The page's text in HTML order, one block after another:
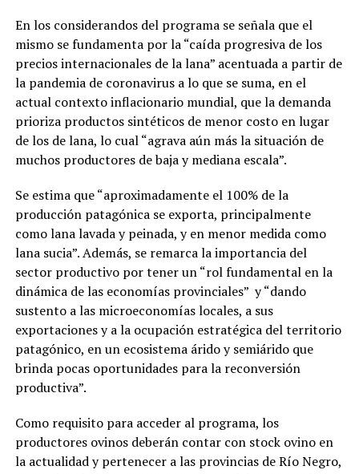
En los considerandos del programa se señala que el
mismo se fundamenta por la “caída progresiva de los
precios internacionales de la lana” acentuada a partir de
la pandemia de coronavirus a lo que se suma, en el
actual contexto inflacionario mundial, que la demanda
prioriza productos sintéticos de menor costo en lugar
de los de lana, lo cual “agrava aún más la situación de
muchos productores de baja y mediana escala”.
Se estima que “aproximadamente el 100% de la
producción patagónica se exporta, principalmente
como lana lavada y peinada, y en menor medida como
lana sucia”. Además, se remarca la importancia del
sector productivo por tener un “rol fundamental en la
dinámica de las economías provinciales” y “dando
sustento a las microeconomías locales, a sus
exportaciones y a la ocupación estratégica del territorio
patagónico, en un ecosistema árido y semiárido que
brinda pocas oportunidades para la reconversión
productiva”.
Como requisito para acceder al programa, los
productores ovinos deberán contar con stock ovino en
la actualidad y pertenecer a las provincias de Río Negro,